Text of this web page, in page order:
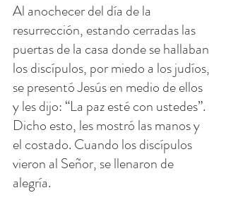
Al anochecer del día de la
resurrección, estando cerradas las
puertas de la casa donde se hallaban
los discípulos, por miedo a los judíos,
se presentó Jesús en medio de ellos
y les dijo: “La paz esté con ustedes”.
Dicho esto, les mostró las manos y
el costado. Cuando los discípulos
vieron al Señor, se llenaron de
alegría.